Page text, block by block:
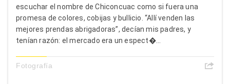
escuchar el nombre de Chiconcuac como si fuera una
promesa de colores, cobijas y bullicio. “Allí venden las
mejores prendas abrigadoras”, decían mis padres, y
tenían razón: el mercado era un espect�...
Fotografía